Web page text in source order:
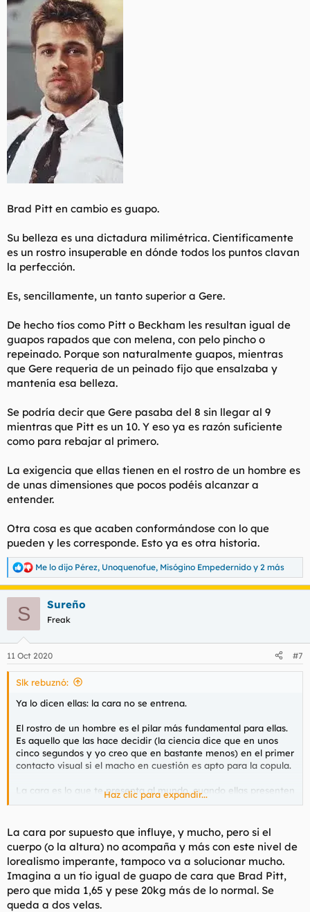
Brad Pitt en cambio es guapo.
Su belleza es una dictadura milimétrica. Científicamente
es un rostro insuperable en dónde todos los puntos clavan
la perfección.
Es, sencillamente, un tanto superior a Gere.
De hecho tíos como Pitt o Beckham les resultan igual de
guapos rapados que con melena, con pelo pincho o
repeinado. Porque son naturalmente guapos, mientras
que Gere requeria de un peinado fijo que ensalzaba y
mantenía esa belleza.
Se podría decir que Gere pasaba del 8 sin llegar al 9
mientras que Pitt es un 10. Y eso ya es razón suficiente
como para rebajar al primero.
La exigencia que ellas tienen en el rostro de un hombre es
de unas dimensiones que pocos podéis alcanzar a
entender.
Otra cosa es que acaben conformándose con lo que
pueden y les corresponde. Esto ya es otra historia.
R
e
a
e
s
Me lo dijo Pérez, Unoquenofue, Misógino Empedernido y 2 más
S Sureño
Freak
11 Oct 2020 #7
Slk rebuznó:
Ya lo dicen ellas: la cara no se entrena.
El rostro de un hombre es el pilar más fundamental para ellas.
Es aquello que las hace decidir (la ciencia dice que en unos
cinco segundos y yo creo que en bastante menos) en el primer
contacto visual si el macho en cuestión es apto para la copula.
La cara es lo que te presenta al mundo, cuando ellas presenten
a su novio a sus amigas eso es lo que identifica. De ahí se
Créedme. La puta cara les es más importante que todas las
cosas, a día de hoy me atrevería a decir que más que el dinero,
en este mundo de mujeres con las necesidades cubiertas y el
conformismo que otorga papá Estado.
No perdonan la cara, de hecho, pocos entienden aquello de "no
Haz clic para expandir...
La cara por supuesto que influye, y mucho, pero si el
cuerpo (o la altura) no acompaña y más con este nivel de
lorealismo imperante, tampoco va a solucionar mucho.
Imagina a un tío igual de guapo de cara que Brad Pitt,
pero que mida 1,65 y pese 20kg más de lo normal. Se
queda a dos velas.